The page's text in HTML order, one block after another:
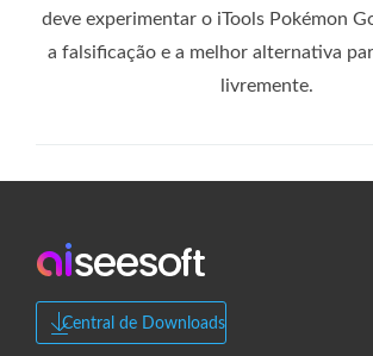
deve experimentar o iTools Pokémon
a falsificação e a melhor alternativa
livremente.
Central de Downloads